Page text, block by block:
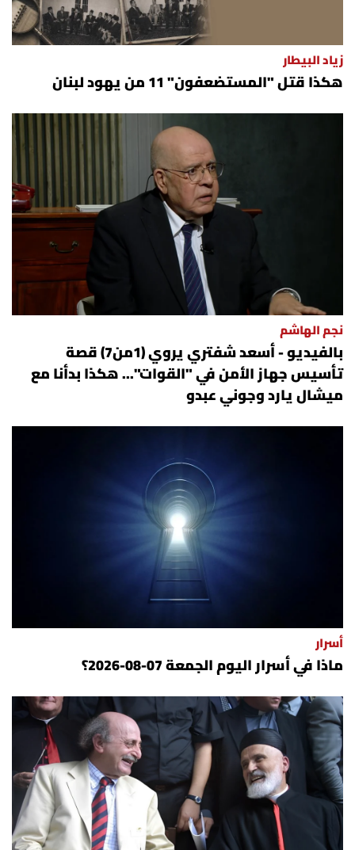
زياد البيطار
هكذا قتل "المستضعفون" 11 من يهود لبنان
نجم الهاشم
بالفيديو - أسعد شفتري يروي (1من7) قصة
تأسيس جهاز الأمن في "القوات"... هكذا بدأنا مع
ميشال يارد وجوني عبدو
أسرار
ماذا في أسرار اليوم الجمعة 07-08-2026؟